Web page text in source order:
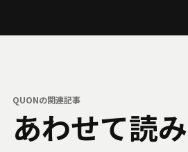
QUONの関連記事
あわせて読